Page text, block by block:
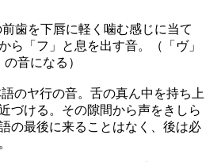
前歯を下唇に軽く噛む感じに当て
ら「フ」と息を出す音。（「ヴ」
音になる）
語のヤ行の音。舌の真ん中を持ち上
づける。その隙間から声をきしら
の最後に来ることはなく、後は必